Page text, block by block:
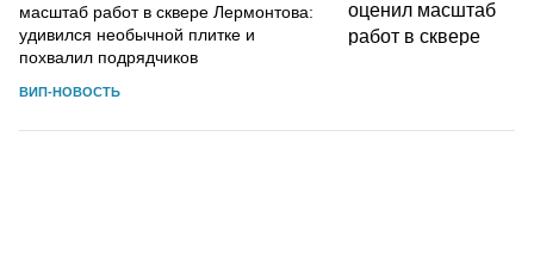
масштаб работ в сквере Лермонтова:
удивился необычной плитке и
похвалил подрядчиков
ВИП-НОВОСТЬ